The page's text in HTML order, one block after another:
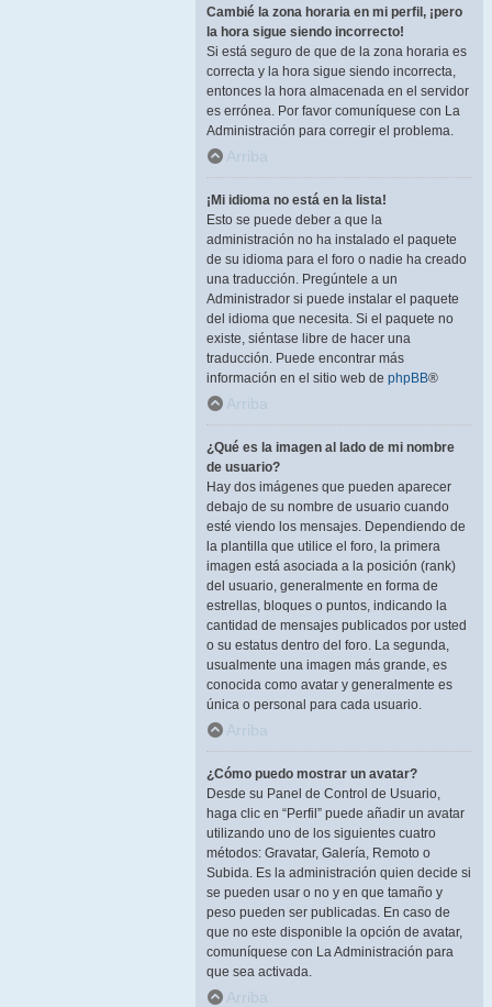
Cambié la zona horaria en mi perfil, ¡pero
la hora sigue siendo incorrecto!
Si está seguro de que de la zona horaria es
correcta y la hora sigue siendo incorrecta,
entonces la hora almacenada en el servidor
es errónea. Por favor comuníquese con La
Administración para corregir el problema.
Arriba
¡Mi idioma no está en la lista!
Esto se puede deber a que la
administración no ha instalado el paquete
de su idioma para el foro o nadie ha creado
una traducción. Pregúntele a un
Administrador si puede instalar el paquete
del idioma que necesita. Si el paquete no
existe, siéntase libre de hacer una
traducción. Puede encontrar más
información en el sitio web de phpBB®
Arriba
¿Qué es la imagen al lado de mi nombre
de usuario?
Hay dos imágenes que pueden aparecer
debajo de su nombre de usuario cuando
esté viendo los mensajes. Dependiendo de
la plantilla que utilice el foro, la primera
imagen está asociada a la posición (rank)
del usuario, generalmente en forma de
estrellas, bloques o puntos, indicando la
cantidad de mensajes publicados por usted
o su estatus dentro del foro. La segunda,
usualmente una imagen más grande, es
conocida como avatar y generalmente es
única o personal para cada usuario.
Arriba
¿Cómo puedo mostrar un avatar?
Desde su Panel de Control de Usuario,
haga clic en “Perfil” puede añadir un avatar
utilizando uno de los siguientes cuatro
métodos: Gravatar, Galería, Remoto o
Subida. Es la administración quien decide si
se pueden usar o no y en que tamaño y
peso pueden ser publicadas. En caso de
que no este disponible la opción de avatar,
comuníquese con La Administración para
que sea activada.
Arriba